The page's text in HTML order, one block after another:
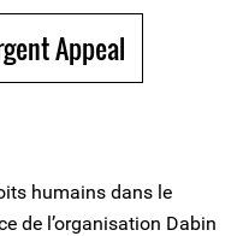
Appeal
humains dans le
de l’organisation Dabin